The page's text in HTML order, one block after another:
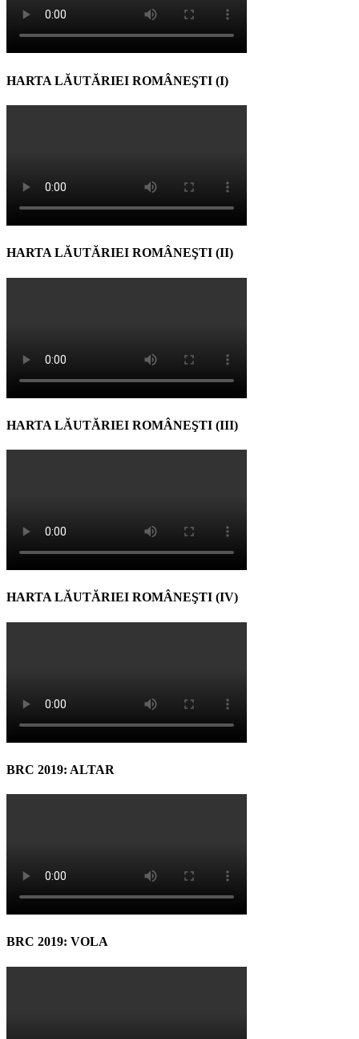
HARTA LĂUTĂRIEI ROMÂNEŞTI (I)
HARTA LĂUTĂRIEI ROMÂNEŞTI (II)
HARTA LĂUTĂRIEI ROMÂNEŞTI (III)
HARTA LĂUTĂRIEI ROMÂNEŞTI (IV)
BRC 2019: ALTAR
BRC 2019: VOLA